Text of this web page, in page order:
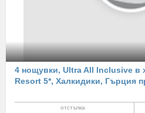
4 нощувки, Ultra All Inclusive в
Resort 5*, Халкидики, Гърция
отстъпка